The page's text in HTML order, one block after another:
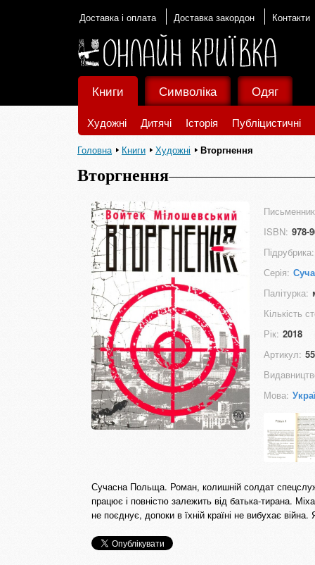
Доставка і оплата Доставка закордон Контакти
Книги
Художні Дитячі Історія Публіцистичні
Символіка Одяг
Головна Книги Художні Вторгнення
Вторгнення
ISBN: 978-
Підрубрика:
Серія:
Палітурка:
Кількість
Рік: 2018
Артикул:
Мова:
Сучасна Польща. Роман, колишній солдат
працює і повністю залежить від батька-тирана.
не поєднує, допоки в їхній країні не вибухає